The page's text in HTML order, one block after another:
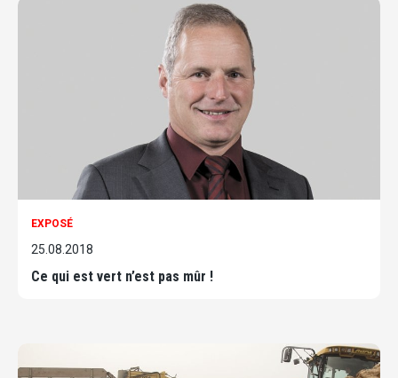
EXPOSÉ
25.08.2018
Ce qui est vert n’est pas mûr !